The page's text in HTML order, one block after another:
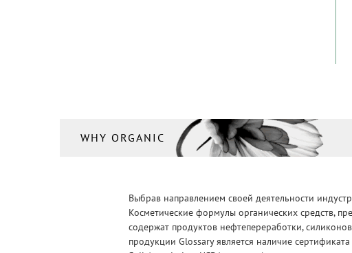
WHY ORGANIC
Выбрав направлением своей деятельности
Косметические формулы органических средств,
содержат продуктов нефтепереработки,
продукции Glossary является наличие